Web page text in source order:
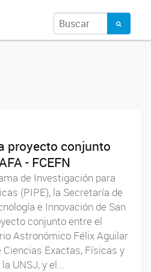
proyecto conjunto
- FCEFN
de Investigación para
(PIPE), la Secretaría de
e Innovación de San
conjunto entre el
Astronómico Félix Aguilar
Ciencias Exactas, Físicas y
UNSJ, y el...